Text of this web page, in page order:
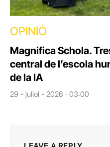
OPINIÓ
Magnifica Schola.
central de l’escola
de la IA
29 - juliol - 2026 · 03:00